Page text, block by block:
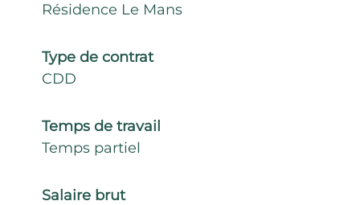
Résidence Le Mans
Type de contrat
CDD
Temps de travail
Temps partiel
Salaire brut